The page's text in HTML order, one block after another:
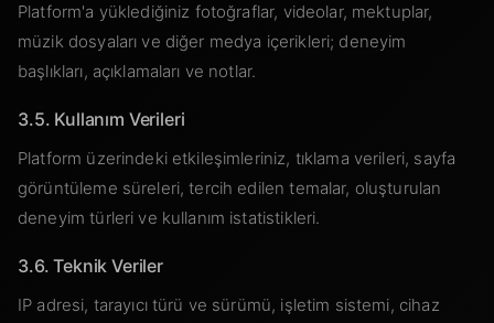
Platform'a yüklediğiniz fotoğraflar, videolar, mektuplar,
müzik dosyaları ve diğer medya içerikleri; deneyim
başlıkları, açıklamaları ve notlar.
3.5. Kullanım Verileri
Platform üzerindeki etkileşimleriniz, tıklama verileri, sayfa
görüntüleme süreleri, tercih edilen temalar, oluşturulan
deneyim türleri ve kullanım istatistikleri.
3.6. Teknik Veriler
IP adresi, tarayıcı türü ve sürümü, işletim sistemi, cihaz